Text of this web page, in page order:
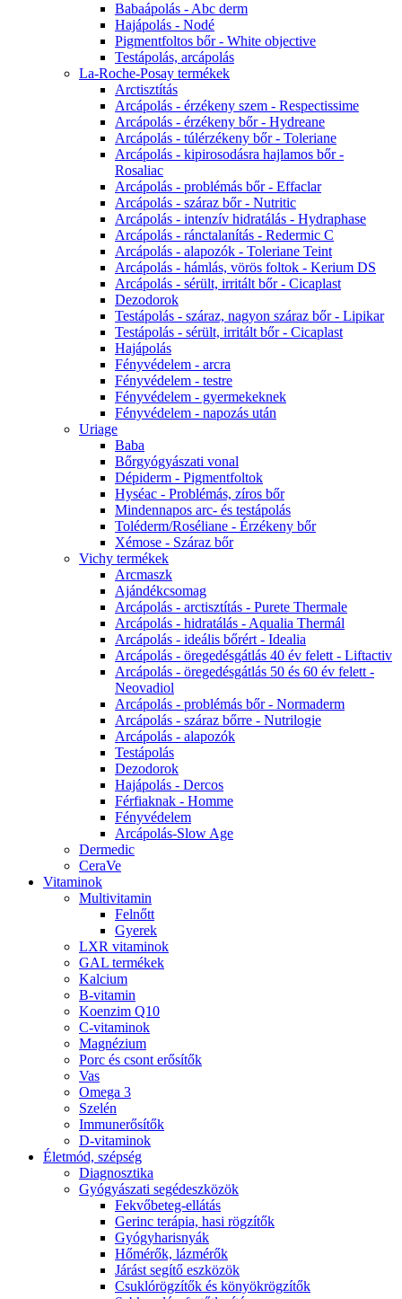
Babaápolás - Abc derm
Hajápolás - Nodé
Pigmentfoltos bőr - White objective
Testápolás, arcápolás
La-Roche-Posay termékek
Arctisztítás
Arcápolás - érzékeny szem - Respectissime
Arcápolás - érzékeny bőr - Hydreane
Arcápolás - túlérzékeny bőr - Toleriane
Arcápolás - kipirosodásra hajlamos bőr -
Rosaliac
Arcápolás - problémás bőr - Effaclar
Arcápolás - száraz bőr - Nutritic
Arcápolás - intenzív hidratálás - Hydraphase
Arcápolás - ránctalanítás - Redermic C
Arcápolás - alapozók - Toleriane Teint
Arcápolás - hámlás, vörös foltok - Kerium DS
Arcápolás - sérült, irritált bőr - Cicaplast
Dezodorok
Testápolás - száraz, nagyon száraz bőr - Lipikar
Testápolás - sérült, irritált bőr - Cicaplast
Hajápolás
Fényvédelem - arcra
Fényvédelem - testre
Fényvédelem - gyermekeknek
Fényvédelem - napozás után
Uriage
Baba
Bőrgyógyászati vonal
Dépiderm - Pigmentfoltok
Hyséac - Problémás, zíros bőr
Mindennapos arc- és testápolás
Toléderm/Roséliane - Érzékeny bőr
Xémose - Száraz bőr
Vichy termékek
Arcmaszk
Ajándékcsomag
Arcápolás - arctisztítás - Purete Thermale
Arcápolás - hidratálás - Aqualia Thermál
Arcápolás - ideális bőrért - Idealia
Arcápolás - öregedésgátlás 40 év felett - Liftactiv
Arcápolás - öregedésgátlás 50 és 60 év felett -
Neovadiol
Arcápolás - problémás bőr - Normaderm
Arcápolás - száraz bőrre - Nutrilogie
Arcápolás - alapozók
Testápolás
Dezodorok
Hajápolás - Dercos
Férfiaknak - Homme
Fényvédelem
Arcápolás-Slow Age
Dermedic
CeraVe
Vitaminok
Multivitamin
Felnőtt
Gyerek
LXR vitaminok
GAL termékek
Kalcium
B-vitamin
Koenzim Q10
C-vitaminok
Magnézium
Porc és csont erősítők
Vas
Omega 3
Szelén
Immunerősítők
D-vitaminok
Életmód, szépség
Diagnosztika
Gyógyászati segédeszközök
Fekvőbeteg-ellátás
Gerinc terápia, hasi rögzítők
Gyógyharisnyák
Hőmérők, lázmérők
Járást segítő eszközök
Csuklórögzítők és könyökrögzítők